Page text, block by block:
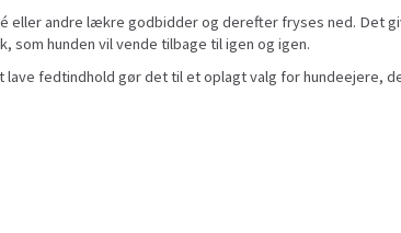
eller andre lækre godbidder og derefter fryses ned. Det
hunden vil vende tilbage til igen og igen.
fedtindhold gør det til et oplagt valg for hundeejere,